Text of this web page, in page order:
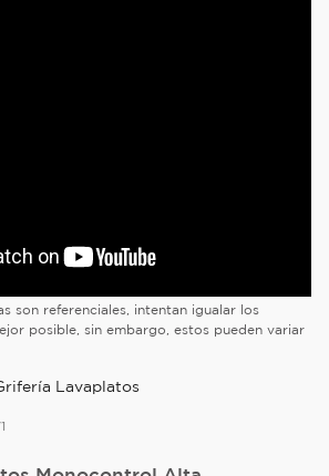
son referenciales, intentan igualar los
posible, sin embargo, estos pueden variar
Lavaplatos